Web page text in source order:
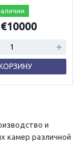
и
камер различной